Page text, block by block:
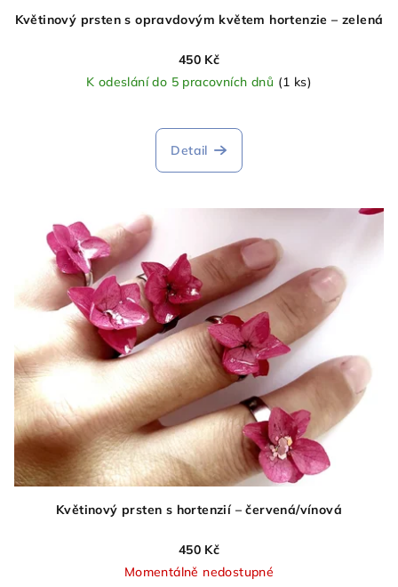
Květinový prsten s opravdovým květem hortenzie – zelená
450 Kč
K odeslání do 5 pracovních dnů (1 ks)
Detail
Květinový prsten s hortenzií – červená/vínová
450 Kč
Momentálně nedostupné